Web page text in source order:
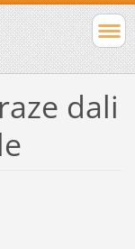
dali